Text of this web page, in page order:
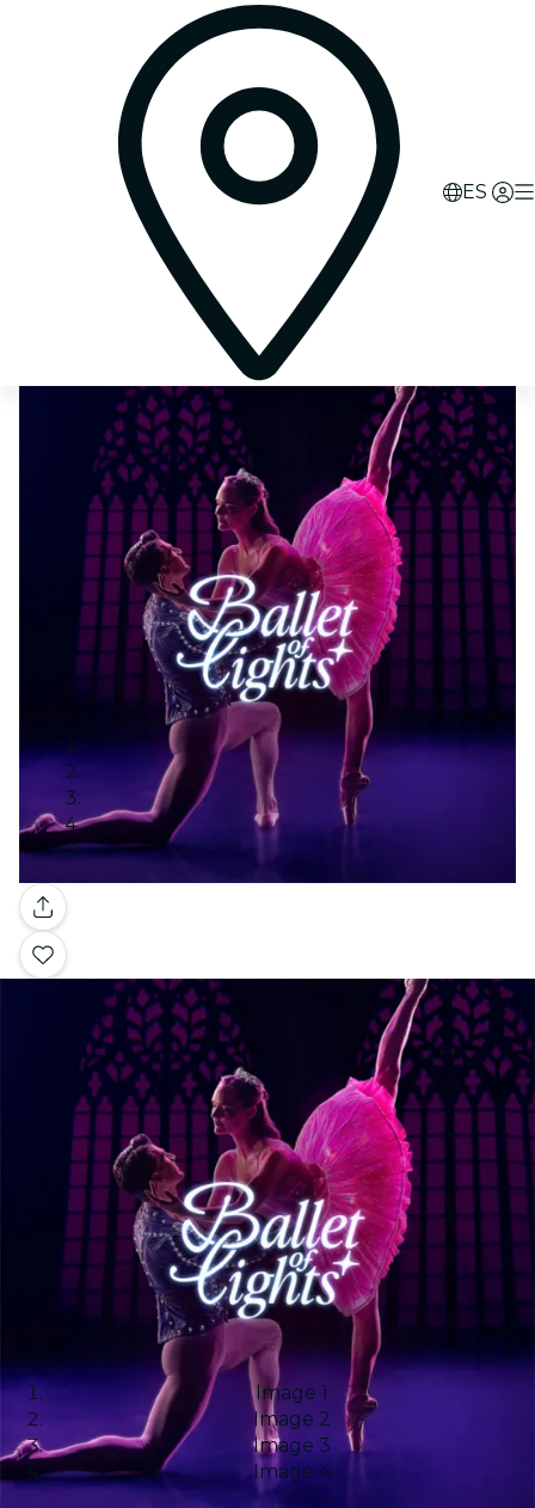
ES
Galería
Image 1
Image 2
Image 3
Image 4